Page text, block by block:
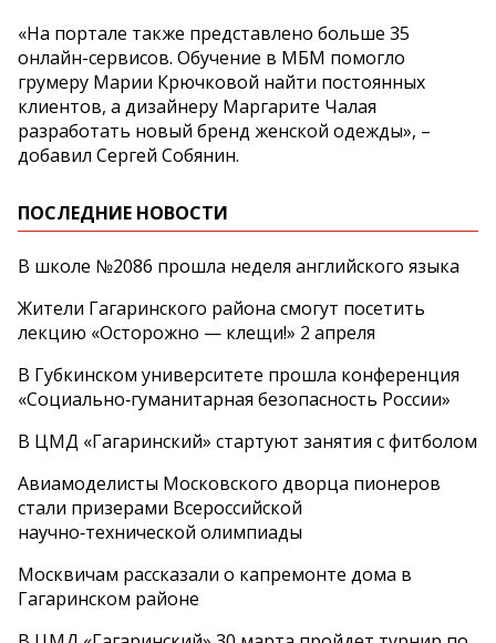
«На портале также представлено больше 35
онлайн-сервисов. Обучение в МБМ помогло
грумеру Марии Крючковой найти постоянных
клиентов, а дизайнеру Маргарите Чалая
разработать новый бренд женской одежды», –
добавил Сергей Собянин.
ПОСЛЕДНИЕ НОВОСТИ
В школе №2086 прошла неделя английского языка
Жители Гагаринского района смогут посетить
лекцию «Осторожно — клещи!» 2 апреля
В Губкинском университете прошла конференция
«Социально‑гуманитарная безопасность России»
В ЦМД «Гагаринский» стартуют занятия с фитболом
Авиамоделисты Московского дворца пионеров
стали призерами Всероссийской
научно‑технической олимпиады
Москвичам рассказали о капремонте дома в
Гагаринском районе